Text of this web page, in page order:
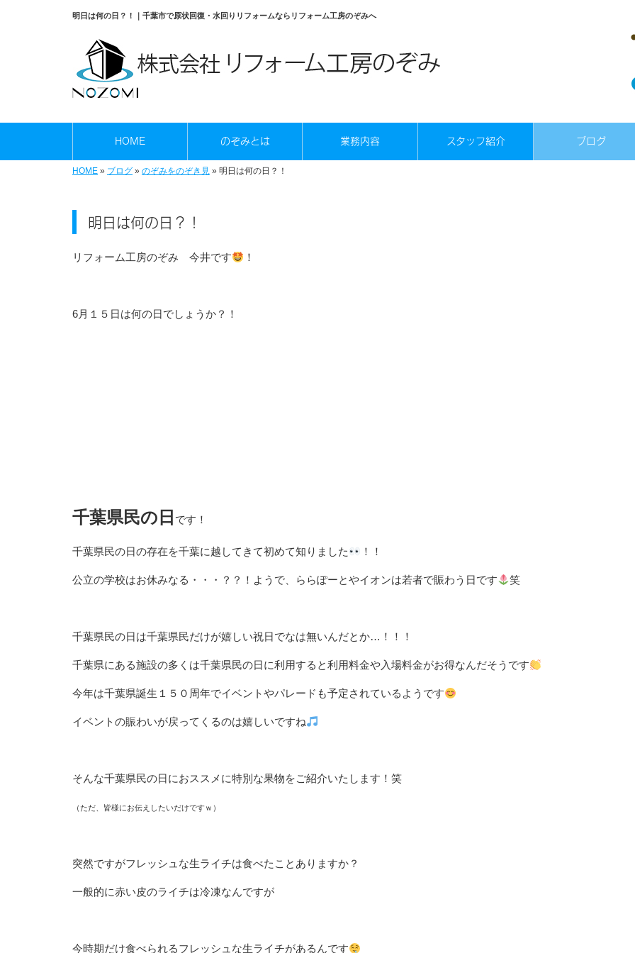
明日は何の日？！｜千葉市で原状回復・水回りリフォームならリフォーム工房のぞみへ
HOME のぞみとは 業務内容 スタッフ紹介 ブログ
HOME » ブログ » のぞみをのぞき見 » 明日は何の日？！
明日は何の日？！
リフォーム工房のぞみ 今井です ！
6月１５日は何の日でしょうか？！
千葉県民の日 です！
千葉県民の日の存在を千葉に越してきて初めて知りました ！！
公立の学校はお休みなる・・・？？！ようで、ららぽーとやイオンは若者で賑わう日です 笑
千葉県民の日は千葉県民だけが嬉しい祝日でなは無いんだとか…！！！
千葉県にある施設の多くは千葉県民の日に利用すると利用料金や入場料金がお得なんだそうです
今年は千葉県誕生１５０周年でイベントやパレードも予定されているようです
イベントの賑わいが戻ってくるのは嬉しいですね
そんな千葉県民の日におススメに特別な果物をご紹介いたします！笑
（ただ、皆様にお伝えしたいだけですｗ）
突然ですがフレッシュな生ライチは食べたことありますか？
一般的に赤い皮のライチは冷凍なんですが
今時期だけ食べられるフレッシュな生ライチがあるんです